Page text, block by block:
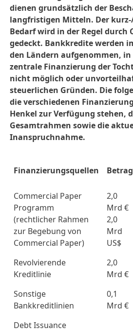
dienen grundsätzlich der
langfristigen Mitteln. Der
Bedarf wird in der Regel durch
gedeckt. Bankkredite werden
den Ländern aufgenommen, in
zentrale Finanzierung der
nicht möglich oder
steuerlichen Gründen. Die
die verschiedenen
Henkel zur Verfügung stehen,
Gesamtrahmen sowie die
Inanspruchnahme.
Finanzierungsquellen Betrag
Commercial Paper
Programm
(rechtlicher Rahmen
zur Begebung von
Commercial Paper)
2,0
Mrd €
2,0
Mrd
US$
Revolvierende
Kreditlinie
2,0
Mrd €
Sonstige
Bankkreditlinien
0,1
Mrd €
Debt Issuance